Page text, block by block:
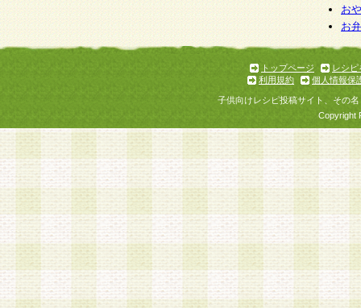
お
お
トップページ
レシピ
利用規約
個人情報保
子供向けレシピ投稿サイト、その
Copyright